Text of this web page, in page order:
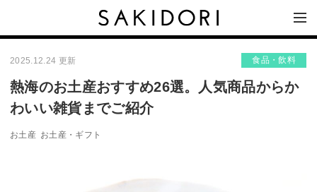
2025.12.24 更新 食品・飲料
熱海のお土産おすすめ26選。人気商品からか
わいい雑貨までご紹介
お土産 お土産・ギフト